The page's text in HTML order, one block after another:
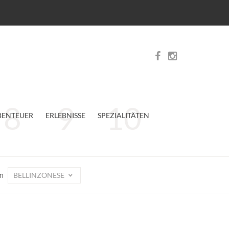
ERLEBNISSE SPEZIALITÄTEN
BELLINZONESE